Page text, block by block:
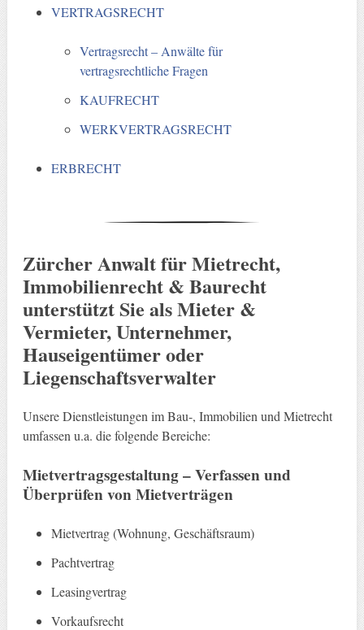
VERTRAGSRECHT
Vertragsrecht – Anwälte für
vertragsrechtliche Fragen
KAUFRECHT
WERKVERTRAGSRECHT
ERBRECHT
Zürcher Anwalt für Mietrecht,
Immobilienrecht & Baurecht
unterstützt Sie als Mieter &
Vermieter, Unternehmer,
Hauseigentümer oder
Liegenschaftsverwalter
Unsere Dienstleistungen im Bau-, Immobilien und Mietrecht
umfassen u.a. die folgende Bereiche:
Mietvertragsgestaltung – Verfassen und
Überprüfen von Mietverträgen
Mietvertrag (Wohnung, Geschäftsraum)
Pachtvertrag
Leasingvertrag
Vorkaufsrecht